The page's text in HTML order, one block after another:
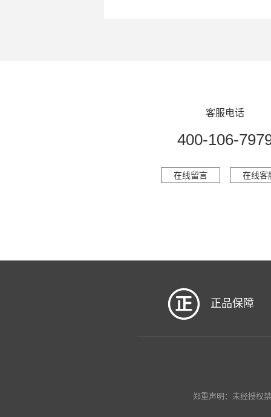
客服电话
400-106-
在线留言 在线客
正品保障
郑重声明：未经授权